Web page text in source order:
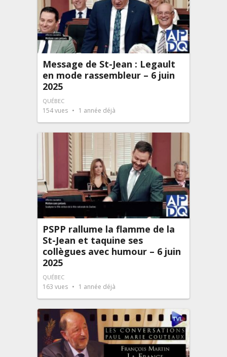
Message de St-Jean : Legault
en mode rassembleur – 6 juin
2025
QUÉBEC
154vues 1 année déjà
PSPP rallume la flamme de la
St-Jean et taquine ses
collègues avec humour – 6 juin
2025
QUÉBEC
163 vues 1 année déjà